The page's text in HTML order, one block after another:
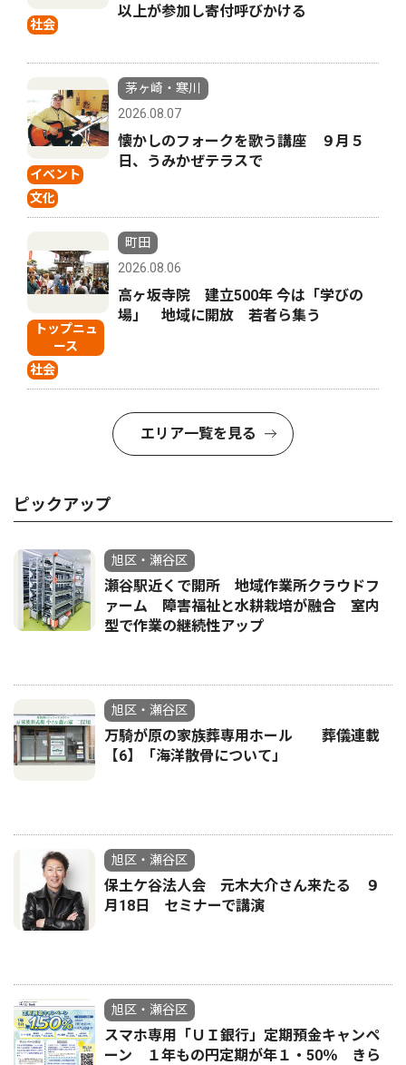
社会
以上が参加し寄付呼びかける
イベント
文化
茅ヶ崎・寒川
2026.08.07
懐かしのフォークを歌う講座 ９月５
日、うみかぜテラスで
トップニュ
ース
社会
町田
2026.08.06
高ヶ坂寺院 建立500年 今は「学びの
場」 地域に開放 若者ら集う
エリア一覧を見る
ピックアップ
旭区・瀬谷区
瀬谷駅近くで開所 地域作業所クラウドフ
ァーム 障害福祉と水耕栽培が融合 室内
型で作業の継続性アップ
旭区・瀬谷区
万騎が原の家族葬専用ホール 葬儀連載
【6】「海洋散骨について」
旭区・瀬谷区
保土ケ谷法人会 元木大介さん来たる ９
月18日 セミナーで講演
旭区・瀬谷区
スマホ専用「ＵＩ銀行」定期預金キャンペ
ーン １年もの円定期が年１・50％ きら